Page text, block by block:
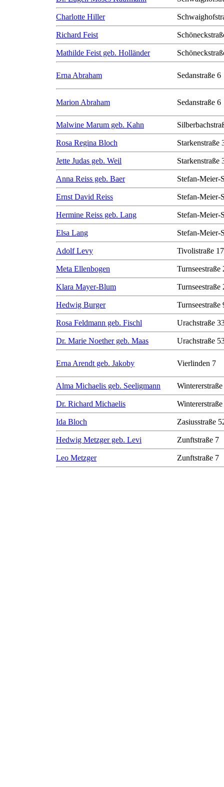
Charlotte Hiller
Richard Feist
Mathilde Feist geb. Holländer
Erna Abraham Sedanstraße 6
Marion Abraham Sedanstraße 6
Malwine Marum geb. Kahn
Rosa Regina Bloch Starkenstraße
Jette Judas geb. Weil Starkenstraße
Anna Reiss geb. Baer Stefan-Meier-
Ernst David Reiss Stefan-Meier-
Hermine Reiss geb. Lang Stefan-Meier-
Elsa Lang Stefan-Meier-
Adolf Levy Tivolistraße 17
Meta Ellenbogen Turnseestraße
Klara Mayer-Blum Turnseestraße
Hedwig Burger Turnseestraße
Rosa Feldmann geb. Fischl Urachstraße
Dr. Marie Noether geb. Maas Urachstraße
Erna Arendt geb. Jakoby Vierlinden 7
Alma Michaelis geb. Seeligmann
Dr. Richard Michaelis
Ida Bloch Zasiusstraße
Hedwig Metzger geb. Levi Zunftstraße 7
Leo Metzger Zunftstraße 7